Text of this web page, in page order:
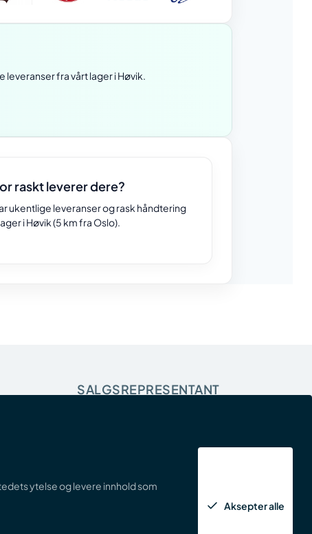
fra vårt lager i Høvik.
raskt leverer dere?
ukentlige leveranser og rask håndtering
i Høvik (5 km fra Oslo).
SALGSREPRESENTANT
ytelse og levere innhold som
Aksepter alle